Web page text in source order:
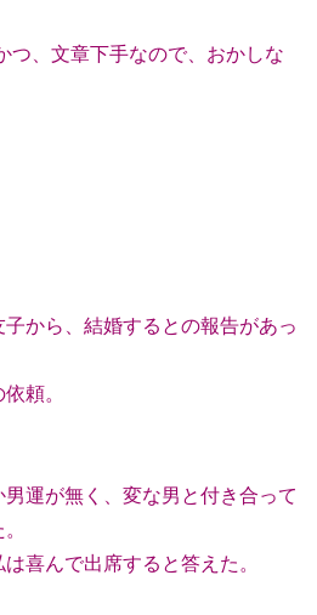
つ、文章下手なので、おかしな
から、結婚するとの報告があっ
頼。
運が無く、変な男と付き合って
喜んで出席すると答えた。